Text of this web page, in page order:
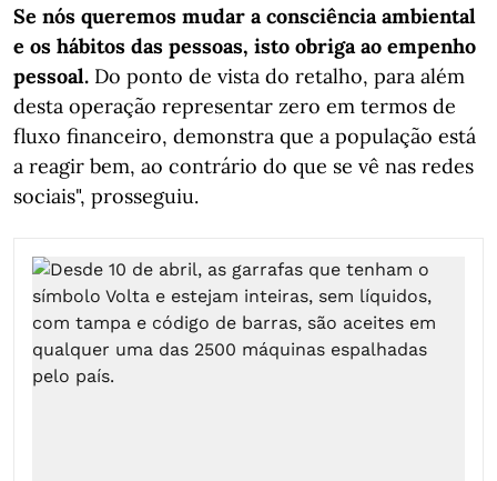
Se nós queremos mudar a consciência ambiental
e os hábitos das pessoas, isto obriga ao empenho
pessoal. Do ponto de vista do retalho, para além
desta operação representar zero em termos de
fluxo financeiro, demonstra que a população está
a reagir bem, ao contrário do que se vê nas redes
sociais", prosseguiu.